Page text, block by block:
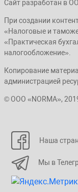
Сайт разработан в
При создании
«Налоговые и
«Практическая
налогообложение».
Копирование
администрацией
© ООО «NORMA»,
Наша
Мы в